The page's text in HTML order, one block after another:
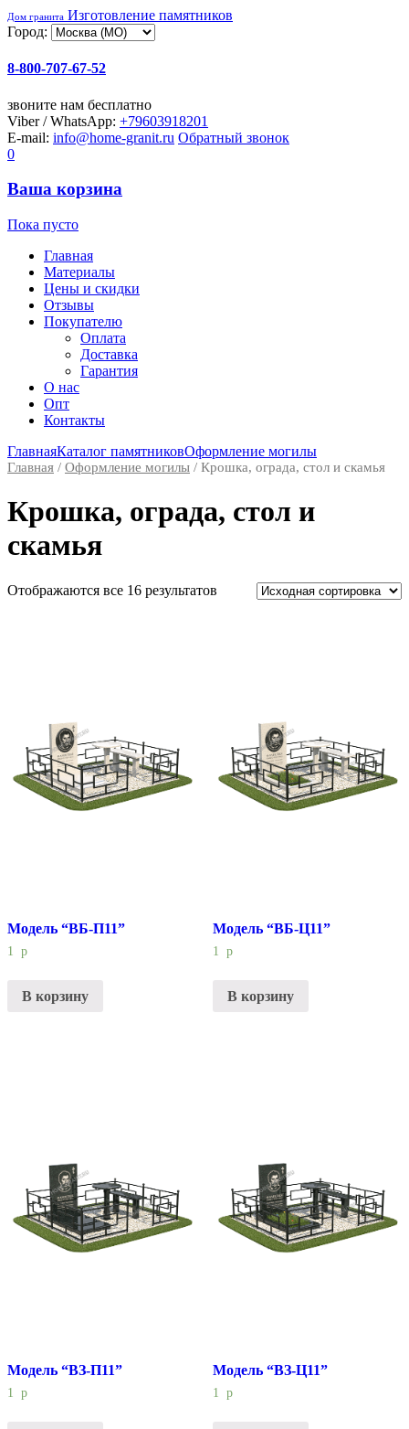
Дом гранита Изготовление памятников
Город:
8-800-707-67-52
звоните нам бесплатно
Viber / WhatsApp: +79603918201
E-mail: info@home-granit.ru Обратный звонок
0
Ваша корзина
Пока пусто
Главная
Материалы
Цены и скидки
Отзывы
Покупателю
Оплата
Доставка
Гарантия
О нас
Опт
Контакты
ГлавнаяКаталог памятниковОформление могилы
Главная / Оформление могилы / Крошка, ограда, стол и скамья
Крошка, ограда, стол и
скамья
Отображаются все 16 результатов
Модель “ВБ-П11”
1 р
В корзину
Модель “ВБ-Ц11”
1 р
В корзину
Модель “ВЗ-П11”
1 р
Модель “ВЗ-Ц11”
1 р